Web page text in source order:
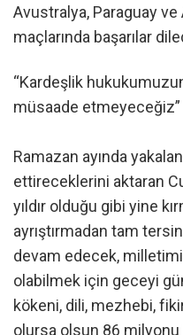
Avustralya, Paraguay ve
maçlarında başarılar
“Kardeşlik
müsaade etmeyeceğiz”
Ramazan ayında
ettireceklerini aktaran
yıldır olduğu gibi yine
ayrıştırmadan tam
devam edecek,
olabilmek için geceyi
kökeni, dili, mezhebi,
olursa olsun 86